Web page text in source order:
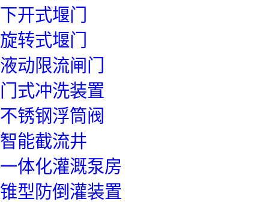
下开式堰门
旋转式堰门
液动限流闸门
门式冲洗装置
不锈钢浮筒阀
智能截流井
一体化灌溉泵房
锥型防倒灌装置